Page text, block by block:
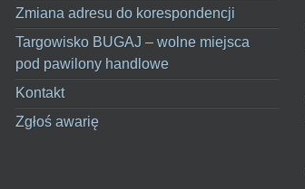
Zmiana adresu do korespondencji
Targowisko BUGAJ – wolne miejsca
pod pawilony handlowe
Kontakt
Zgłoś awarię